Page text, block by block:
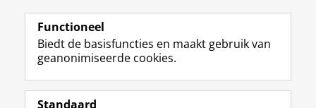
Volg de RUG
F
a
L
i
R
S
I
n
Y
o
Functioneel
Biedt de basisfuncties en maakt gebruik van
geanonimiseerde cookies.
Standaard